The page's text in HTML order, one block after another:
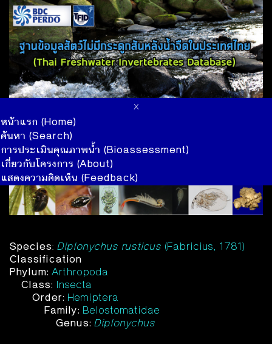
x
หน้าแรก (Home)
ค้นหา (Search)
การประเมินคุณภาพน้ำ (Bioassessment)
เกี่ยวกับโครงการ (About)
แสดงความคิดเห็น (Feedback)
Species: Diplonychus rusticus (Fabricius, 1781)
Classification
Phylum: Arthropoda
Class: Insecta
Order: Hemiptera
Family: Belostomatidae
Genus: Diplonychus